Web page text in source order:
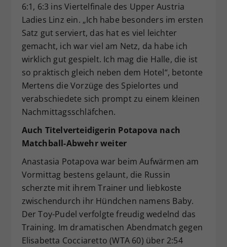
6:1, 6:3 ins Viertelfinale des Upper Austria
Ladies Linz ein. „Ich habe besonders im ersten
Satz gut serviert, das hat es viel leichter
gemacht, ich war viel am Netz, da habe ich
wirklich gut gespielt. Ich mag die Halle, die ist
so praktisch gleich neben dem Hotel“, betonte
Mertens die Vorzüge des Spielortes und
verabschiedete sich prompt zu einem kleinen
Nachmittagsschläfchen.
Auch Titelverteidigerin Potapova nach
Matchball-Abwehr weiter
Anastasia Potapova war beim Aufwärmen am
Vormittag bestens gelaunt, die Russin
scherzte mit ihrem Trainer und liebkoste
zwischendurch ihr Hündchen namens Baby.
Der Toy-Pudel verfolgte freudig wedelnd das
Training. Im dramatischen Abendmatch gegen
Elisabetta Cocciaretto (WTA 60) über 2:54